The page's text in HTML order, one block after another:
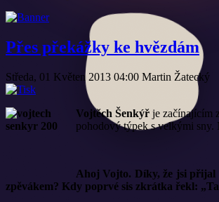
Přes překážky ke hvězdám
Středa, 01 Květen 2013 04:00 Martin Žatecký
Vojtěch Šenkýř je začínajícím
pohodový týpek s velkými sny.
Ahoj Vojto. Díky, že jsi přijal
zpěvákem? Kdy poprvé sis zkrátka řekl: